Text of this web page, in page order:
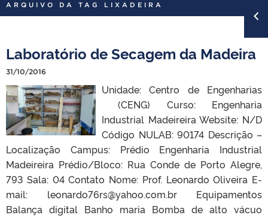
PORTARIAS
ARQUIVO DA TAG LIXADEIRA
Laboratório de Secagem da Madeira
31/10/2016
Unidade: Centro de Engenharias
(CENG) Curso: Engenharia
Industrial Madeireira Website: N/D
Código NULAB: 90174 Descrição –
Localização Campus: Prédio Engenharia Industrial
Madeireira Prédio/Bloco: Rua Conde de Porto Alegre,
793 Sala: 04 Contato Nome: Prof. Leonardo Oliveira E-
mail: leonardo76rs@yahoo.com.br Equipamentos
Balança digital Banho maria Bomba de alto vácuo